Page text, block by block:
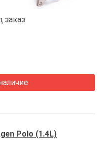
заказ
Polo (1.4L)